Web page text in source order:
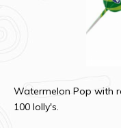
Watermelon Pop with
100 lolly's.